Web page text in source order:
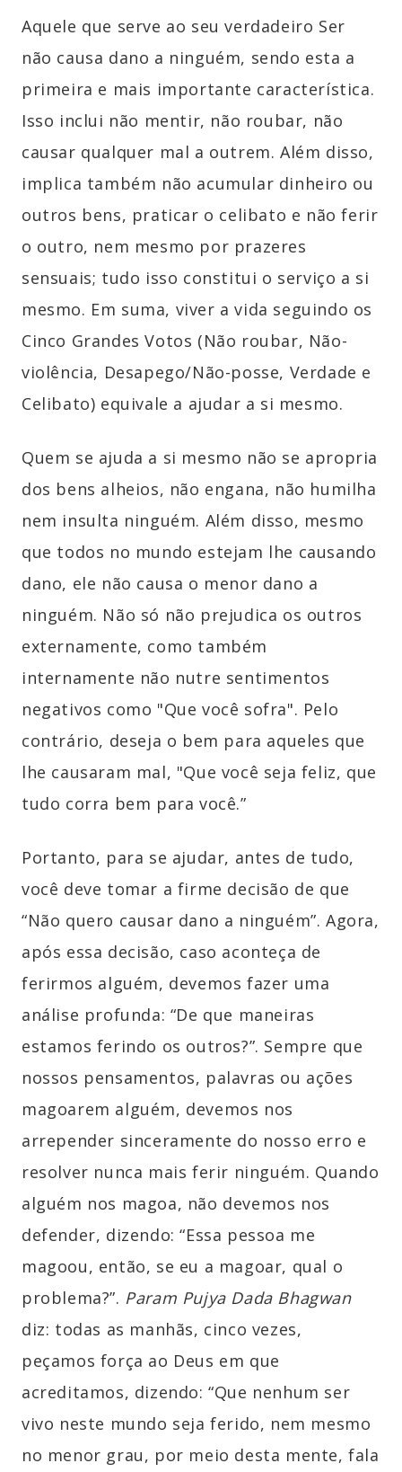
Aquele que serve ao seu verdadeiro Ser
não causa dano a ninguém, sendo esta a
primeira e mais importante característica.
Isso inclui não mentir, não roubar, não
causar qualquer mal a outrem. Além disso,
implica também não acumular dinheiro ou
outros bens, praticar o celibato e não ferir
o outro, nem mesmo por prazeres
sensuais; tudo isso constitui o serviço a si
mesmo. Em suma, viver a vida seguindo os
Cinco Grandes Votos (Não roubar, Não-
violência, Desapego/Não-posse, Verdade e
Celibato) equivale a ajudar a si mesmo.
Quem se ajuda a si mesmo não se apropria
dos bens alheios, não engana, não humilha
nem insulta ninguém. Além disso, mesmo
que todos no mundo estejam lhe causando
dano, ele não causa o menor dano a
ninguém. Não só não prejudica os outros
externamente, como também
internamente não nutre sentimentos
negativos como "Que você sofra". Pelo
contrário, deseja o bem para aqueles que
lhe causaram mal, "Que você seja feliz, que
tudo corra bem para você.”
Portanto, para se ajudar, antes de tudo,
você deve tomar a firme decisão de que
“Não quero causar dano a ninguém”. Agora,
após essa decisão, caso aconteça de
ferirmos alguém, devemos fazer uma
análise profunda: “De que maneiras
estamos ferindo os outros?”. Sempre que
nossos pensamentos, palavras ou ações
magoarem alguém, devemos nos
arrepender sinceramente do nosso erro e
resolver nunca mais ferir ninguém. Quando
alguém nos magoa, não devemos nos
defender, dizendo: “Essa pessoa me
magoou, então, se eu a magoar, qual o
problema?”. Param Pujya Dada Bhagwan
diz: todas as manhãs, cinco vezes,
peçamos força ao Deus em que
acreditamos, dizendo: “Que nenhum ser
vivo neste mundo seja ferido, nem mesmo
no menor grau, por meio desta mente, fala